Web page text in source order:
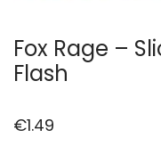
Fox Rage –
Flash
€1.49